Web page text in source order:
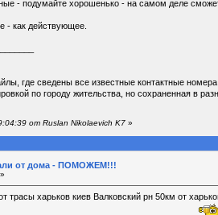
- подумайте хорошенько - на самом деле
- как действующее.
где сведены все известные контактные
по городу жительства, но сохраненная в
от Ruslan Nikolaevich K7»
от дома - ПОМОЖЕМ!!!
трасы харьков киев Валковский рн 50км от